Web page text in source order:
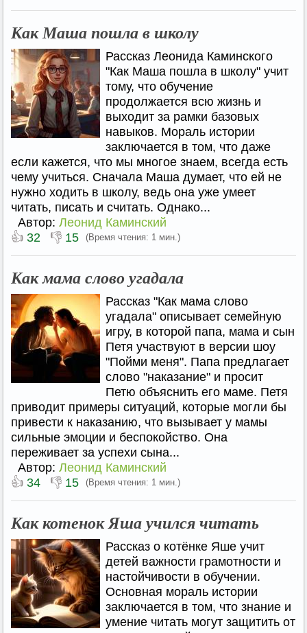
Как Маша пошла в школу
Рассказ Леонида Каминского
"Как Маша пошла в школу" учит
тому, что обучение
продолжается всю жизнь и
выходит за рамки базовых
навыков. Мораль истории
заключается в том, что даже
если кажется, что мы многое знаем, всегда есть
чему учиться. Сначала Маша думает, что ей не
нужно ходить в школу, ведь она уже умеет
читать, писать и считать. Однако...
Автор: Леонид Каминский
👍 32 👎 15 (Время чтения: 1 мин.)
Как мама слово угадала
Рассказ "Как мама слово
угадала" описывает семейную
игру, в которой папа, мама и сын
Петя участвуют в версии шоу
"Пойми меня". Папа предлагает
слово "наказание" и просит
Петю объяснить его маме. Петя
приводит примеры ситуаций, которые могли бы
привести к наказанию, что вызывает у мамы
сильные эмоции и беспокойство. Она
переживает за успехи сына...
Автор: Леонид Каминский
👍 34 👎 15 (Время чтения: 1 мин.)
Как котенок Яша учился читать
Рассказ о котёнке Яше учит
детей важности грамотности и
настойчивости в обучении.
Основная мораль истории
заключается в том, что знание и
умение читать могут защитить от